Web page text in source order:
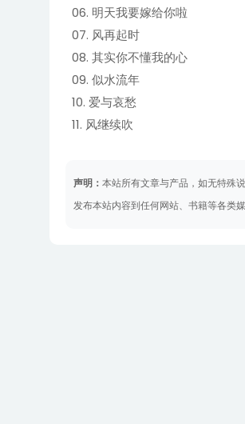
06. 明天我要嫁给你啦
07. 风再起时
08. 其实你不懂我的心
09. 似水流年
10. 爱与哀愁
11. 风继续吹
声明：本站所有文章与产品，如无特殊
发布本站内容到任何网站、书籍等各类